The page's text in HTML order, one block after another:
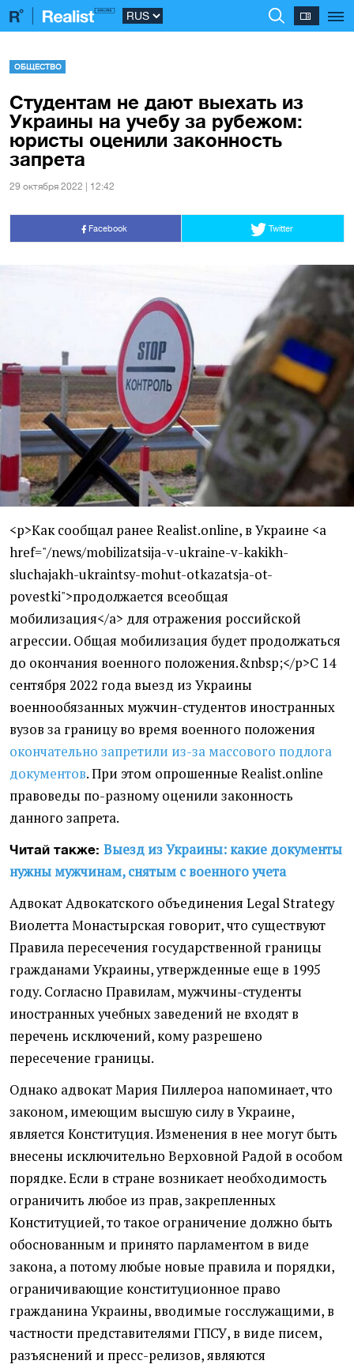
ОБЩЕСТВО
Студентам не дают выехать из
Украины на учебу за рубежом:
юристы оценили законность
запрета
29 октября 2022 | 12:42
Facebook Twitter
<p>Как сообщал ранее Realist.online, в Украине <a
href="/news/mobilizatsija-v-ukraine-v-kakikh-
sluchajakh-ukraintsy-mohut-otkazatsja-ot-
povestki">продолжается всеобщая
мобилизация</a> для отражения российской
агрессии. Общая мобилизация будет продолжаться
до окончания военного положения.&nbsp;</p>С 14
сентября 2022 года выезд из Украины
военнообязанных мужчин-студентов иностранных
вузов за границу во время военного положения
окончательно запретили из-за массового подлога
документов. При этом опрошенные Realist.online
правоведы по-разному оценили законность
данного запрета.
Читай также: Выезд из Украины: какие документы
нужны мужчинам, снятым с военного учета
Адвокат Адвокатского объединения Legal Strategy
Виолетта Монастырская говорит, что существуют
Правила пересечения государственной границы
гражданами Украины, утвержденные еще в 1995
году. Согласно Правилам, мужчины-студенты
иностранных учебных заведений не входят в
перечень исключений, кому разрешено
пересечение границы.
Однако адвокат Мария Пиллероа напоминает, что
законом, имеющим высшую силу в Украине,
является Конституция. Изменения в нее могут быть
внесены исключительно Верховной Радой в особом
порядке. Если в стране возникает необходимость
ограничить любое из прав, закрепленных
Конституцией, то такое ограничение должно быть
обоснованным и принято парламентом в виде
закона, а потому любые новые правила и порядки,
ограничивающие конституционное право
гражданина Украины, вводимые госслужащими, в
частности представителями ГПСУ, в виде писем,
разъяснений и пресс-релизов, являются